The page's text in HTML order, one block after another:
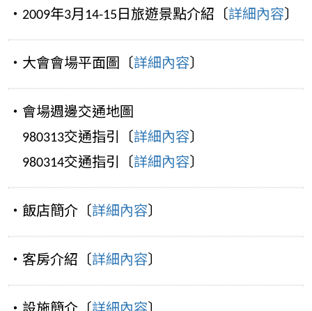
‧2009年3月14-15日旅遊景點介紹〔詳細內容〕
‧大會會場平面圖〔詳細內容〕
‧會場週邊交通地圖
980313交通指引〔詳細內容〕
980314交通指引〔詳細內容〕
‧飯店簡介〔詳細內容〕
‧客房介紹〔詳細內容〕